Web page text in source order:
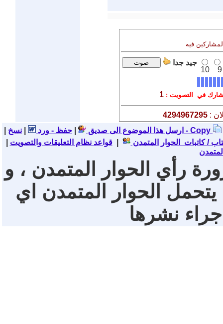
فيه
9
10
جيد جدا
في التصويت :1
:
4294967295
ارسل هذا الموضوع الى صديق حفظ - ورد نسخ - Copy
/ كاتبات الحوار المتمدن |قواعد نظام التعليقات والتصويت
رأي الحوار المتمدن ، و
يتحمل الحوار المتمدن اي
جراء نشرها